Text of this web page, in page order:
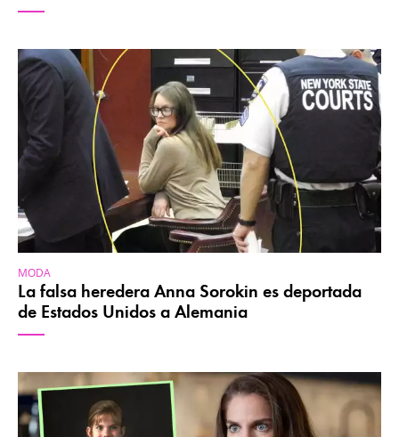
MODA
La falsa heredera Anna Sorokin es deportada
de Estados Unidos a Alemania